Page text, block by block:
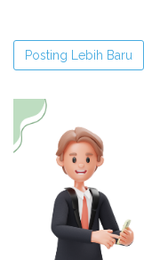
Posting Lebih Baru